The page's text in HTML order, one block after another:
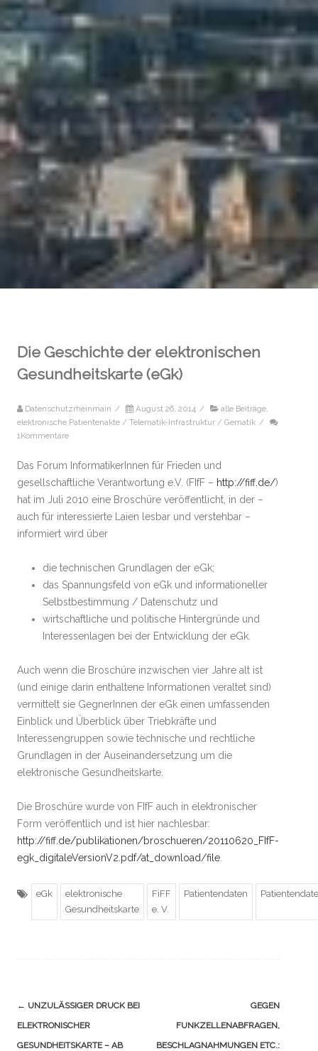
Die Geschichte der elektronischen
Gesundheitskarte (eGk)
Datenschutzrheinmain / August 26, 2014 / alle Beiträge
elektronische Patientenakte / Telematik-Infrastruktur / Gematik /
1Kommentare
Das Forum InformatikerInnen für Frieden und
gesellschaftliche Verantwortung e.V. (FIfF – http://fiff.de/)
hat im Juli 2010 eine Broschüre veröffentlicht, in der –
auch für interessierte Laien lesbar und verstehbar –
informiert wird über
die technischen Grundlagen der eGk;
das Spannungsfeld von eGk und informationeller
Selbstbestimmung / Datenschutz und
wirtschaftliche und politische Hintergründe und
Interessenlagen bei der Entwicklung der eGk.
Auch wenn die Broschüre inzwischen vier Jahre alt ist
(und einige darin enthaltene Informationen veraltet sind)
vermittelt sie GegnerInnen der eGk einen umfassenden
Einblick und Überblick über Triebkräfte und
Interessengruppen sowie technische und rechtliche
Grundlagen in der Auseinandersetzung um die
elektronische Gesundheitskarte.
Die Broschüre wurde von FIfF auch in elektronischer
Form veröffentlich und ist hier nachlesbar:
http://fiff.de/publikationen/broschueren/20110620_FIfF-
egk_digitaleVersionV2.pdf/at_download/file
eGk
elektronische
Gesundheitskarte
FiFF
e. V.
Patientendaten
Navigation
(Beiträge)
← UNZULÄSSIGER DRUCK BEI
ELEKTRONISCHER
GESUNDHEITSKARTE – AB
GEGEN
FUNKZELLENABFRAGEN,
BESCHLAGNAHMUNGEN ETC.: